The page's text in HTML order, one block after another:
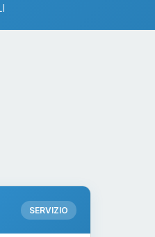
SERVIZIO